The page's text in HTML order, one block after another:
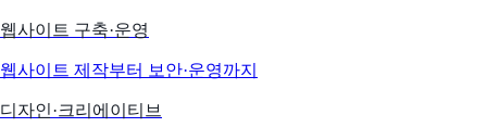
웹사이트 구축·운영
웹사이트 제작부터 보안·운영까지
디자인·크리에이티브